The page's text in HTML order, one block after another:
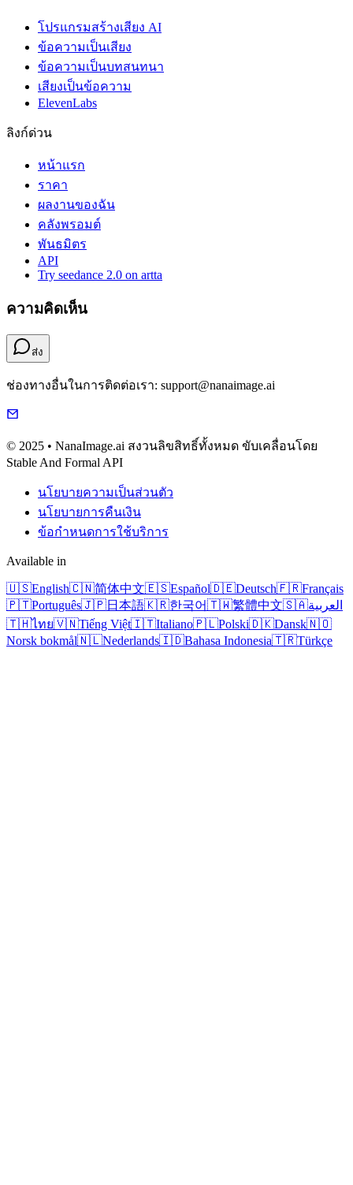
โปรแกรมสร้างเสียง AI
ข้อความเป็นเสียง
ข้อความเป็นบทสนทนา
เสียงเป็นข้อความ
ElevenLabs
ลิงก์ด่วน
หน้าแรก
ราคา
ผลงานของฉัน
คลังพรอมต์
พันธมิตร
API
Try seedance 2.0 on artta
ความคิดเห็น
ส่ง
ช่องทางอื่นในการติดต่อเรา: support@nanaimage.ai
© 2025 • NanaImage.ai สงวนลิขสิทธิ์ทั้งหมด ขับเคลื่อนโดย
Stable And Formal API
นโยบายความเป็นส่วนตัว
นโยบายการคืนเงิน
ข้อกำหนดการใช้บริการ
Available in
🇺🇸English🇨🇳简体中文🇪🇸Español🇩🇪Deutsch🇫🇷Français
🇵🇹Português🇯🇵日本語🇰🇷한국어🇹🇼繁體中文🇸🇦العربية
🇹🇭ไทย🇻🇳Tiếng Việt🇮🇹Italiano🇵🇱Polski🇩🇰Dansk🇳🇴
Norsk bokmål🇳🇱Nederlands🇮🇩Bahasa Indonesia🇹🇷Türkçe